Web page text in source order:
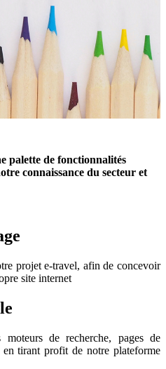
palette de fonctionnalités
connaissance du secteur et
projet e-travel, afin de concevoir
site internet
de recherche, pages de
tirant profit de notre plateforme